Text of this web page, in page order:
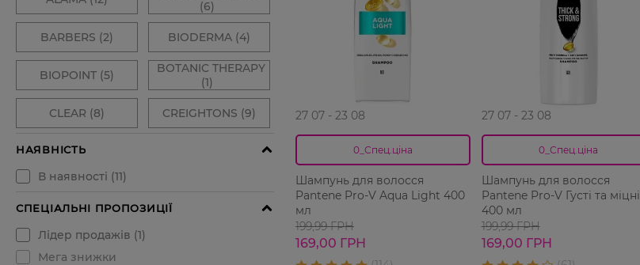
27 07 - 23 08
0_Спец.ціна
Шампунь для волосся
Pantene Pro-V Aqua Light 400
мл
199,99 ГРН
169,00 ГРН
27 07 - 23 08
0_Спец.ціна
Шампунь для волосся
Pantene Pro-V Густі та міцні
400 мл
199,99 ГРН
169,00 ГРН